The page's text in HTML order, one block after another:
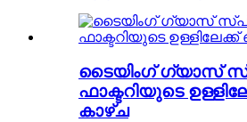
ടൈയിംഗ് ഗ്യാസ്
ഫാക്ടറിയുടെ
കാഴ്ച